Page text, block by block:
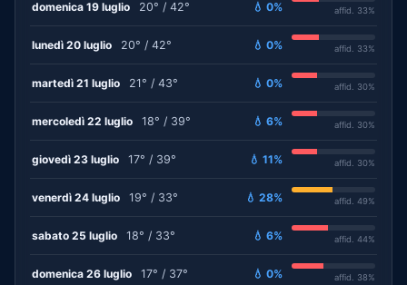
domenica 19 luglio 20° / 42° 💧 0% affid. 33%
lunedì 20 luglio 20° / 42° 💧 0% affid. 33%
martedì 21 luglio 21° / 43° 💧 0% affid. 30%
mercoledì 22 luglio 18° / 39° 💧 6% affid. 30%
giovedì 23 luglio 17° / 39° 💧 11% affid. 30%
venerdì 24 luglio 19° / 33° 💧 28% affid. 49%
sabato 25 luglio 18° / 33° 💧 6% affid. 44%
domenica 26 luglio 17° / 37° 💧 0% affid. 38%